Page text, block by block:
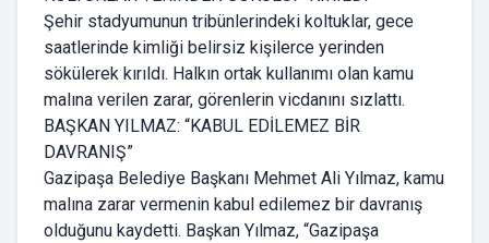
Şehir stadyumunun tribünlerindeki koltuklar, gece
saatlerinde kimliği belirsiz kişilerce yerinden
sökülerek kırıldı. Halkın ortak kullanımı olan kamu
malına verilen zarar, görenlerin vicdanını sızlattı.
BAŞKAN YILMAZ: “KABUL EDİLEMEZ BİR
DAVRANIŞ”
Gazipaşa Belediye Başkanı Mehmet Ali Yılmaz, kamu
malına zarar vermenin kabul edilemez bir davranış
olduğunu kaydetti. Başkan Yılmaz, “Gazipaşa